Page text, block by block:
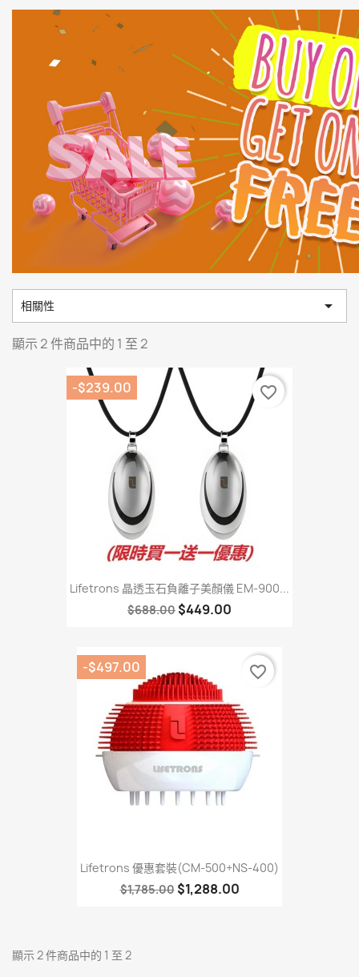
相關性 
顯示 2 件商品中的 1 至 2
Lifetrons 晶透玉石負離子美顏儀 EM-900...
$688.00 $449.00
-$239.00 favorite_border
Lifetrons 優惠套裝(CM-500+NS-400)
$1,785.00 $1,288.00
-$497.00 favorite_border
顯示 2 件商品中的 1 至 2